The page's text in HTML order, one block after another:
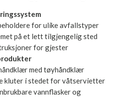
vårt med nesten
gjøre i dag
for ulike avfallstyper
på et lett tilgjengelig sted